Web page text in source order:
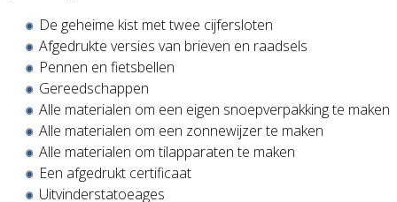
De geheime kist met twee cijfersloten
Afgedrukte versies van brieven en raadsels
Pennen en fietsbellen
Gereedschappen
Alle materialen om een eigen snoepverpakking te maken
Alle materialen om een zonnewijzer te maken
Alle materialen om tilapparaten te maken
Een afgedrukt certificaat
Uitvinderstatoeages